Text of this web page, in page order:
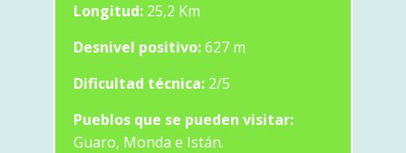
Longitud: 25,2 Km
Desnivel positivo:627 m
Dificultad técnica: 2/5
Pueblos que se pueden visitar:
Guaro, Monda e Istán.